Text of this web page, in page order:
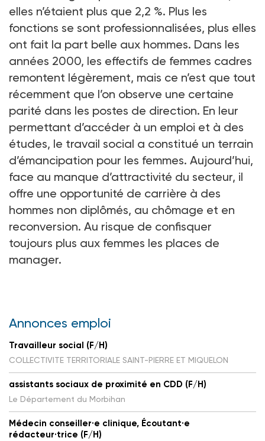
elles n’étaient plus que 2,2 %. Plus les
fonctions se sont professionnalisées, plus elles
ont fait la part belle aux hommes. Dans les
années 2000, les effectifs de femmes cadres
remontent légèrement, mais ce n’est que tout
récemment que l’on observe une certaine
parité dans les postes de direction. En leur
permettant d’accéder à un emploi et à des
études, le travail social a constitué un terrain
d’émancipation pour les femmes. Aujourd’hui,
face au manque d’attractivité du secteur, il
offre une opportunité de carrière à des
hommes non diplômés, au chômage et en
reconversion. Au risque de confisquer
toujours plus aux femmes les places de
manager.
Annonces emploi
Travailleur social (F/H)
COLLECTIVITE TERRITORIALE SAINT-PIERRE ET MIQUELON
assistants sociaux de proximité en CDD (F/H)
Le Département du Morbihan
Médecin conseiller·e clinique, Écoutant·e
rédacteur·trice (F/H)